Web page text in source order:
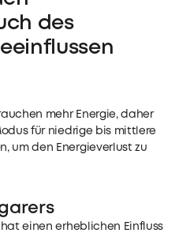
des
mehr Energie, daher
für niedrige bis mittlere
um den Energieverlust zu
einen erheblichen Einfluss